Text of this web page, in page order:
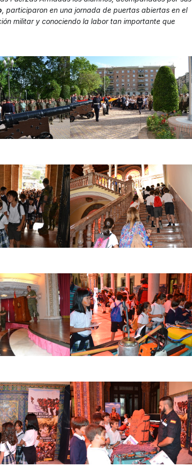
, participaron en una jornada de puertas abiertas en el
militar y conociendo la labor tan importante que